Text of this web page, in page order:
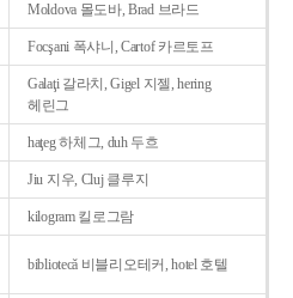
Moldova 몰도바, Brad 브라드
Focşani 폭샤니, Cartof 카르토프
Galaţi 갈라치, Gigel 지젤, hering
헤린그
haţeg 하체그, duh 두흐
Jiu 지우, Cluj 클루지
kilogram 킬로그람
bibliotecǎ 비블리오테커, hotel 호텔